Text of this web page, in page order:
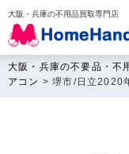
大阪・兵庫の不用品買取専門店
大阪・兵庫の不要品・不
アコン >堺市/日立2020